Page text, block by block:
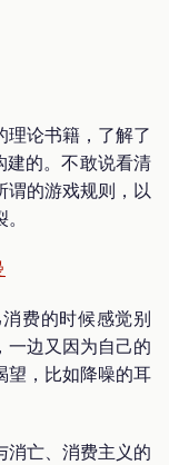
理论书籍，了解了
建的。不敢说看清
谓的游戏规则，以
费的时候感觉别
一边又因为自己的
望，比如降噪的耳
消亡、消费主义的